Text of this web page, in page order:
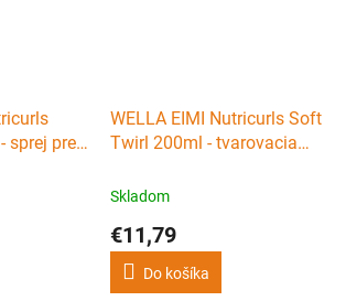
sprej pre
WELLA EIMI Nutricurls Soft
Twirl 200ml - tvarovacia
vĺn
Skladom
€11,79
Do košíka